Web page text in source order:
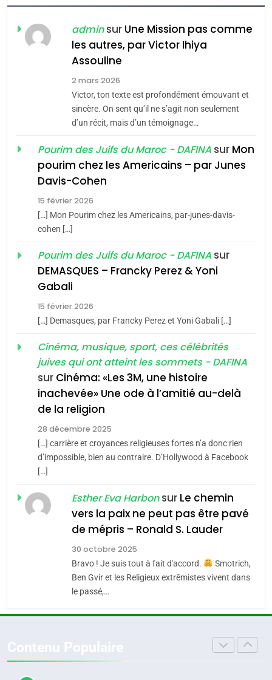
FIÈRE, DIGNE ET RÉSILIENTE :
POURQUOI JE REVENDIQUE
MA JUDAÏTE par Thérèse
Zrihen-Dvir
ISRAÉL JUDAISME
CE QUI NOUS MANQUE –
Jacques Hadida
JUDAISME
Maroc : Les amandes de
Tafraout, le miel de Tadla
du terroir
Oeil ravageur – Vanessa
De Loya Stauber
«Tu dis génocide, je dis
guerre»: La nouvelle
chanson de Boy George
ISRAÉL JUDAISME
Accords d’Isaac:
l’alliance pourrait
s’étendre à 13 pays
d’Amérique latine
ISRAÉL JUDAISME
2025, l’année la plus
meurtrière selon le
FIÈRE, DIGNE ET RÉSILIENTE :
adminsur Une Mission pas comme
les autres, par Victor Ihiya
Assouline
2 mars 2026
Victor, ton texte est profondément émouvant et
sincère. On sent qu’il ne s’agit non seulement
d’un récit, mais d’un témoignage…
Pourim des Juifs du Maroc - DAFINA sur Mon
pourim chez les Americains – par Junes
Davis-Cohen
15 février 2026
[…] Mon Pourim chez les Americains, par-junes-davis-
cohen […]
Pourim des Juifs du Maroc - DAFINA sur
DEMASQUES – Francky Perez & Yoni
Gabali
15 février 2026
[…] Demasques, par Francky Perez et Yoni Gabali […]
Cinéma, musique, sport, ces célébrités
juives qui ont atteint les sommets - DAFINA
sur Cinéma: «Les 3M, une histoire
inachevée» Une ode à l’amitié au-delà
de la religion
28 décembre 2025
[…] carrière et croyances religieuses fortes n’a donc rien
d’impossible, bien au contraire. D’Hollywood à Facebook
[…]
Esther Eva Harbonsur Le chemin
vers la paix ne peut pas être pavé
de mépris – Ronald S. Lauder
30 octobre 2025
Bravo ! Je suis tout à fait d'accord.
Smotrich,
Ben Gvir et les Religieux extrêmistes vivent dans
le passé,…
meurtrière selon le rapport
l’antisémitisme
FIÈRE, DIGNE ET RÉSILIENTE :
POURQUOI JE REVENDIQUE
MA JUDAÏTE par Thérèse
Zrihen-Dvir
ISRAÉL
CE QUI NOUS MANQUE –
JUDAISME
Maroc : Les amandes de
Tafraout, le miel de Tadla
Azilal consacrés produits
du terroir
DAFINA MAROC
Oeil ravageur – Vanessa De